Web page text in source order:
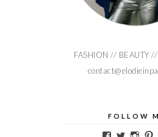
FASHION // BEAUTY //
FOLLOW